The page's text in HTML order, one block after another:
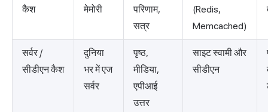
कैश
मेमोरी
परिणाम,
सत्र
(Redis,
Memcached)
सर्वर /
सीडीएन कैश
दुनिया
भर में एज
सर्वर
पृष्ठ,
मीडिया,
एपीआई
उत्तर
साइट स्वामी और
सीडीएन